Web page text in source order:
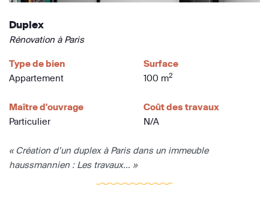
Duplex
Rénovation à Paris
Type de bien
Appartement
Surface
100 m2
Maître d'ouvrage
Particulier
Coût des travaux
N/A
« Création d’un duplex à Paris dans un immeuble
haussmannien : Les travaux... »